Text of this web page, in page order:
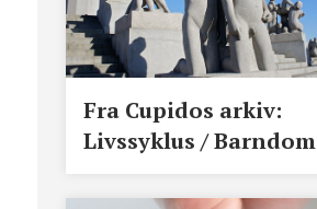
Fra Cupidos arkiv:
Livssyklus / Barndom